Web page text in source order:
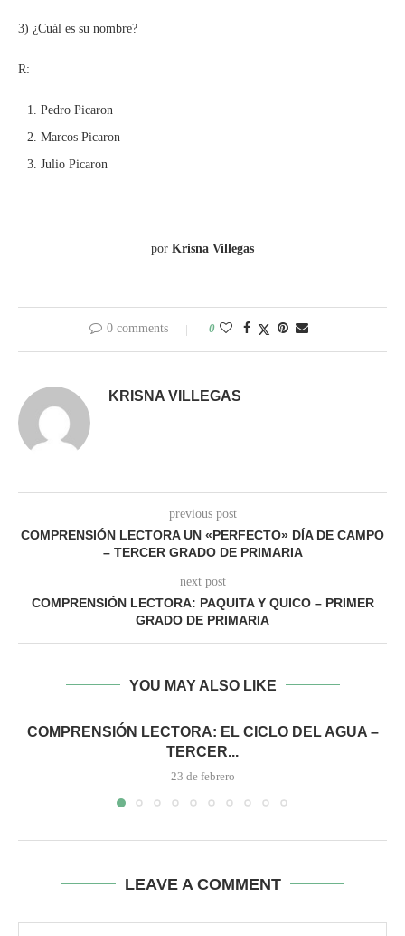
3) ¿Cuál es su nombre?
R:
Pedro Picaron
Marcos Picaron
Julio Picaron
por Krisna Villegas
0 comments 0
KRISNA VILLEGAS
previous post
COMPRENSIÓN LECTORA UN «PERFECTO» DÍA DE CAMPO
– TERCER GRADO DE PRIMARIA
next post
COMPRENSIÓN LECTORA: PAQUITA Y QUICO – PRIMER
GRADO DE PRIMARIA
YOU MAY ALSO LIKE
COMPRENSIÓN LECTORA: EL CICLO DEL AGUA –
TERCER...
23 de febrero
LEAVE A COMMENT